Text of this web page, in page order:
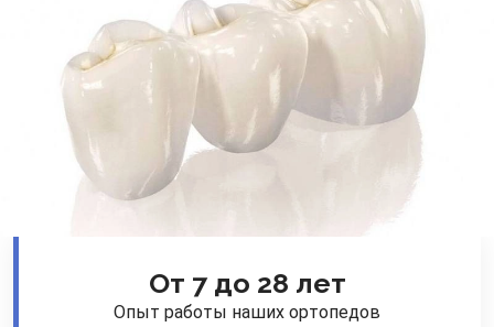
От 7 до 28 лет
Опыт работы наших ортопедов